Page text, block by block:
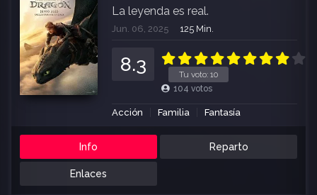
La leyenda es real.
Jun. 06, 2025 125 Min.
Tu voto: 10
8.3
104 votos
Acción Familia Fantasía
Info Reparto
Enlaces